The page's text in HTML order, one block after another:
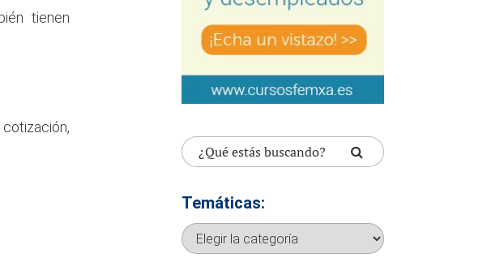
tienen
Temáticas:
Temáticas: